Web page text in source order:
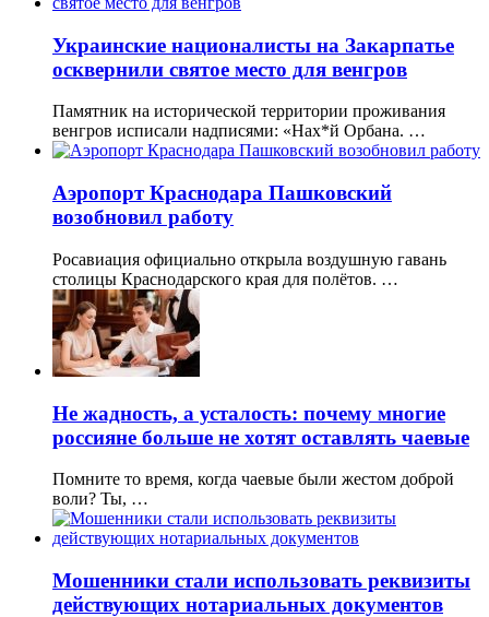
Украинские националисты на Закарпатье
осквернили святое место для венгров
Памятник на исторической территории проживания
венгров исписали надписями: «Нах*й Орбана. …
Аэропорт Краснодара Пашковский
возобновил работу
Росавиация официально открыла воздушную гавань
столицы Краснодарского края для полётов. …
Не жадность, а усталость: почему многие
россияне больше не хотят оставлять чаевые
Помните то время, когда чаевые были жестом доброй
воли? Ты, …
Мошенники стали использовать реквизиты
действующих нотариальных документов